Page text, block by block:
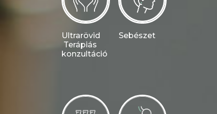
Ultrarövid
Terápiás
konzultáció
Sebészet